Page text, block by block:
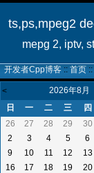
ts,ps,mpeg2
mepg 2, iptv,
开发者Cpp博客 :: 首页 ::
< 2026年8月
日 一 二 三 四
26
27 28 29 30
2
3 4 5 6
9
10 11 12 13
16
17 18 19 20